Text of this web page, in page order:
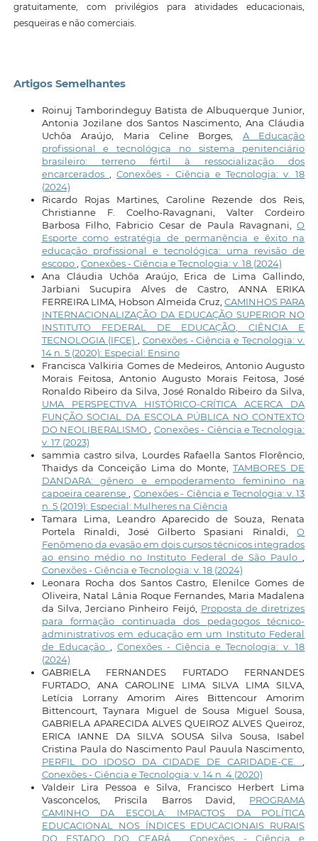
gratuitamente, com privilégios para atividades educacionais,
pesqueiras e não comerciais.
Artigos Semelhantes
Roinuj Tamborindeguy Batista de Albuquerque Junior,
Antonia Jozilane dos Santos Nascimento, Ana Cláudia
Uchôa Araújo, Maria Celine Borges, A Educação
profissional e tecnológica no sistema penitenciário
brasileiro: terreno fértil à ressocialização dos
encarcerados
,Conexões - Ciência e Tecnologia: v. 18
(2024)
Ricardo Rojas Martines, Caroline Rezende dos Reis,
Christianne F. Coelho-Ravagnani, Valter Cordeiro
Barbosa Filho, Fabricio Cesar de Paula Ravagnani,O
Esporte como estratégia de permanência e êxito na
educação profissional e tecnológica: uma revisão de
escopo Conexões - Ciência e Tecnologia: v. 18 (2024)
Ana Cláudia Uchôa Araújo, Erica de Lima Gallindo,
Jarbiani Sucupira Alves de Castro, ANNA ERIKA
FERREIRA LIMA, Hobson Almeida Cruz,CAMINHOS PARA
INTERNACIONALIZAÇÃO DA EDUCAÇÃO SUPERIOR NO
INSTITUTO FEDERAL DE EDUCAÇÃO, CIÊNCIA E
TECNOLOGIA (IFCE)
Conexões - Ciência e Tecnologia: v.
14 n. 5 (2020): Especial: Ensino
Francisca Valkiria Gomes de Medeiros, Antonio Augusto
Morais Feitosa, Antonio Augusto Morais Feitosa, José
Ronaldo Ribeiro da Silva, José Ronaldo Ribeiro da Silva,
UMA PERSPECTIVA HISTÓRICO-CRÍTICA ACERCA DA
FUNÇÃO SOCIAL DA ESCOLA PÚBLICA NO CONTEXTO
DO NEOLIBERALISMO
Conexões - Ciência e Tecnologia:
v. 17 (2023)
sammia castro silva, Lourdes Rafaella Santos Florêncio,
Thaidys da Conceição Lima do Monte,TAMBORES DE
DANDARA: gênero e empoderamento feminino na
capoeira cearense
Conexões - Ciência e Tecnologia: v. 13
n. 5 (2019): Especial: Mulheres na Ciência
Tamara Lima, Leandro Aparecido de Souza, Renata
Portela Rinaldi, José Gilberto Spasiani Rinaldi,O
Fenômeno da evasão em dois cursos técnicos integrados
ao ensino médio no Instituto Federal de São Paulo
Conexões - Ciência e Tecnologia: v. 18 (2024)
Leonara Rocha dos Santos Castro, Elenilce Gomes de
Oliveira, Natal Lânia Roque Fernandes, Maria Madalena
da Silva, Jerciano Pinheiro Feijó, Proposta de diretrizes
para formação continuada dos pedagogos técnico-
administrativos em educação em um Instituto Federal
de Educação
Conexões - Ciência e Tecnologia: v. 18
(2024)
GABRIELA FERNANDES FURTADO FERNANDES
FURTADO, ANA CAROLINE LIMA SILVA LIMA SILVA,
Letícia Lorrany Amorim Aires Bittencour Amorim
Bittencourt, Taynara Miguel de Sousa Miguel Sousa,
GABRIELA APARECIDA ALVES QUEIROZ ALVES Queiroz,
ERICA IANNE DA SILVA SOUSA Silva Sousa, Isabel
Cristina Paula do Nascimento Paul Pauula Nascimento,
PERFIL DO IDOSO DA CIDADE DE CARIDADE-CE.
Conexões - Ciência e Tecnologia: v. 14 n. 4 (2020)
Valdeir Lira Pessoa e Silva, Francisco Herbert Lima
Vasconcelos, Priscila Barros David, PROGRAMA
CAMINHO DA ESCOLA: IMPACTOS DA POLÍTICA
EDUCACIONAL NOS ÍNDICES EDUCACIONAIS RURAIS
DO ESTADO DO CEARÁ
,Conexões - Ciência e